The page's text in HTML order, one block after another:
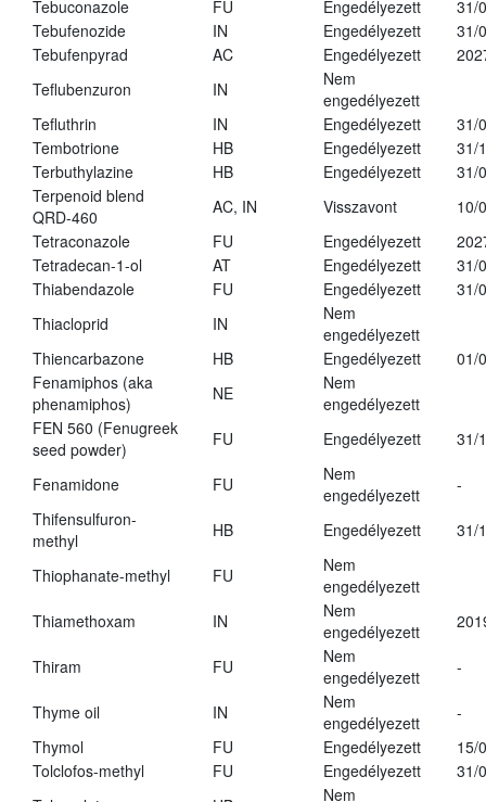
Tebuconazole
FU Engedélyezett
31/
Tebufenozide
IN Engedélyezett
31/
Tebufenpyrad
AC Engedélyezett
Teflubenzuron
IN
Nem
engedélyezett
Tefluthrin
IN Engedélyezett
31/
Tembotrione
HB Engedélyezett
31/
Terbuthylazine
HB Engedélyezett
31/
Terpenoid blend
QRD-460
AC, IN Visszavont
10/
Tetraconazole
FU Engedélyezett
Tetradecan-1-ol
AT Engedélyezett
31/
Thiabendazole
FU Engedélyezett
31/
Thiacloprid
IN
Nem
engedélyezett
Thiencarbazone
HB Engedélyezett
01/
Fenamiphos (aka
phenamiphos)
NE
Nem
engedélyezett
FEN 560 (Fenugreek
seed powder)
FU Engedélyezett 31/
Fenamidone FU
Nem
engedélyezett
-
Thifensulfuron-
methyl
HB Engedélyezett 31/
Thiophanate-methyl FU
Nem
engedélyezett
Thiamethoxam
IN
Nem
engedélyezett
Thiram FU
Nem
engedélyezett
-
Thyme oil IN
Nem
engedélyezett
-
Thymol
FU Engedélyezett
15/
Tolclofos-methyl
FU Engedélyezett
31/
Nem